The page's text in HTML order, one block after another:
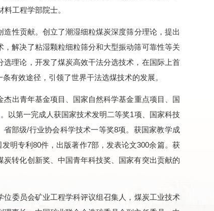
工程学部院士。
性贡献。创立了潮湿细粒煤炭深度筛分理论，提出
解决了粘湿颗粒细粒筛分和大型振动筛可靠性等关
理论，开发了煤炭高效干法分选技术，在国际上首
有效途径，引领了世界干法选煤技术的发展。
出青年基金项目、国家自然科学基金重点项目、国
以第一完成人获国家技术发明二等奖1项、国家科技
部级/行业协会科学技术一等奖8项。获国家教学成
明专利80件，出版著作7部，发表论文300余篇。获
转化创新奖、中国青年科技奖、国家有突出贡献的
委员会矿业工程学科评议组召集人，煤炭工业技术